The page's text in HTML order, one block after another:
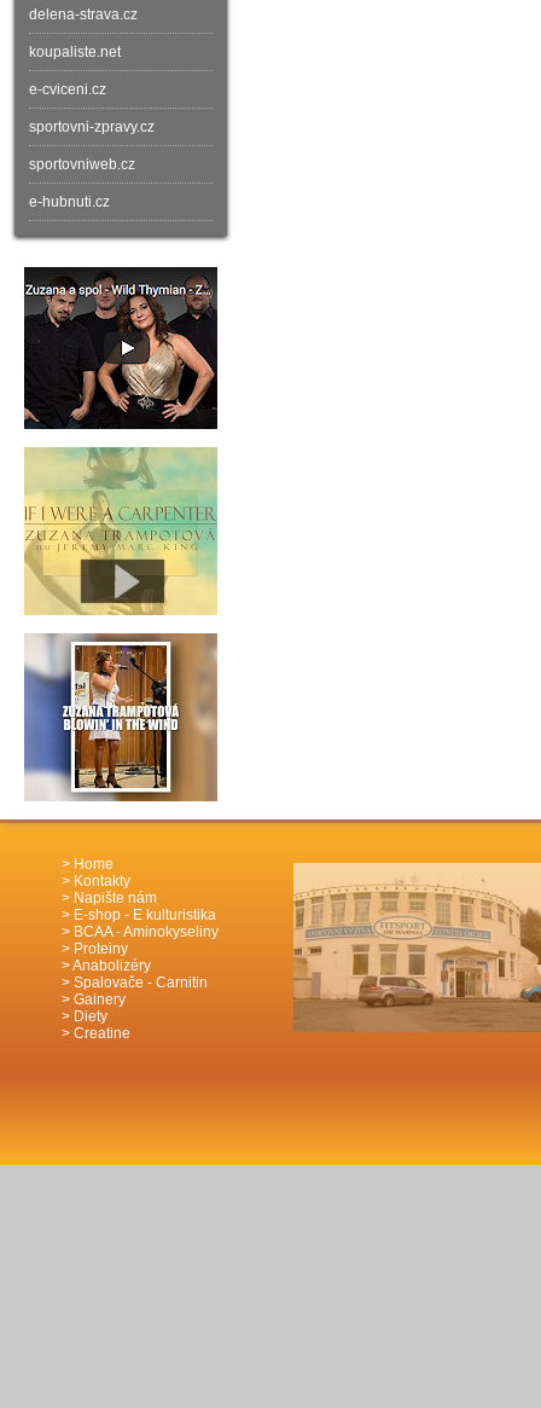
delena-strava.cz
koupaliste.net
e-cviceni.cz
sportovni-zpravy.cz
sportovniweb.cz
e-hubnuti.cz
Home
Kontakty
Napište nám
E-shop - E kulturistika
BCAA - Aminokyseliny
Proteiny
Anabolizéry
Spalovače - Carnitin
Gainery
Diety
Creatine